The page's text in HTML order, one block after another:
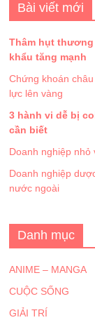
Bài viết mới
Thâm hụt
khẩu tăng mạnh
Chứng khoán
lực lên vàng
3 hành vi dễ bị
cần biết
Doanh nghiệp
Doanh nghiệp
nước ngoài
Danh mục
ANIME – MANGA
CUỘC SỐNG
GIẢI TRÍ